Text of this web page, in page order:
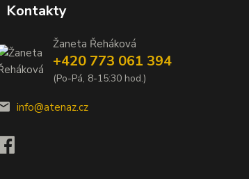
Kontakty
Žaneta Řeháková
+420 773 061 394
(Po-Pá, 8-15:30 hod.)
info@atenaz.cz